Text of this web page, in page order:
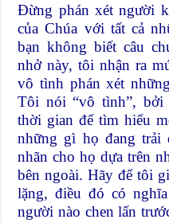
Đừng phán xét người
của Chúa với tất cả
bạn không biết câu
nhở này, tôi nhận ra
vô tình phán xét
Tôi nói “vô tình”,
thời gian để tìm hiểu
những gì họ đang trải
nhãn cho họ dựa trên
bên ngoài. Hãy để tôi
lặng, điều đó có
người nào chen lấn